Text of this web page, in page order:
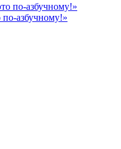
азбучному!»